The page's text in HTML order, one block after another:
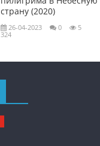
страну (2020)
26-04-2023 0
5
324